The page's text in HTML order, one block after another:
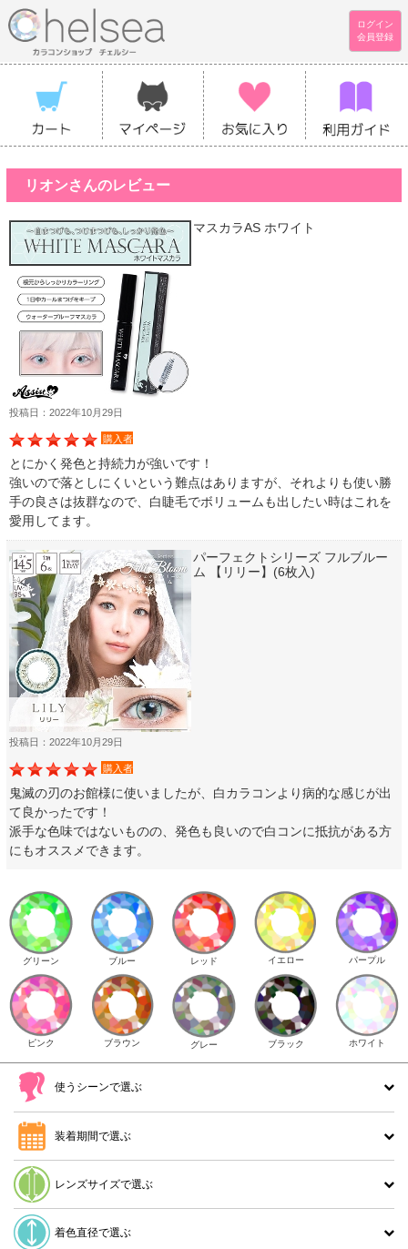
ログイン
会員登録
リオンさんのレビュー
マスカラAS ホワイト
投稿日：2022年10月29日
購入者
とにかく発色と持続力が強いです！
強いので落としにくいという難点はありますが、それよりも使い勝
手の良さは抜群なので、白睫毛でボリュームも出したい時はこれを
愛用してます。
パーフェクトシリーズ フルブルー
ム 【リリー】(6枚入)
投稿日：2022年10月29日
購入者
鬼滅の刃のお館様に使いましたが、白カラコンより病的な感じが出
て良かったです！
派手な色味ではないものの、発色も良いので白コンに抵抗がある方
にもオススメできます。
グリーン ブルー レッド イエロー パープル
ピンク ブラウン グレー ブラック ホワイト
使うシーンで選ぶ
装着期間で選ぶ
レンズサイズで選ぶ
着色直径で選ぶ